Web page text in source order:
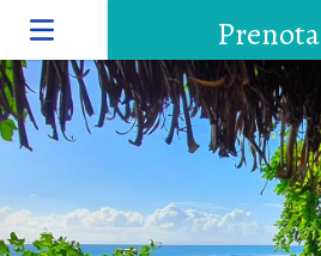
Prenota